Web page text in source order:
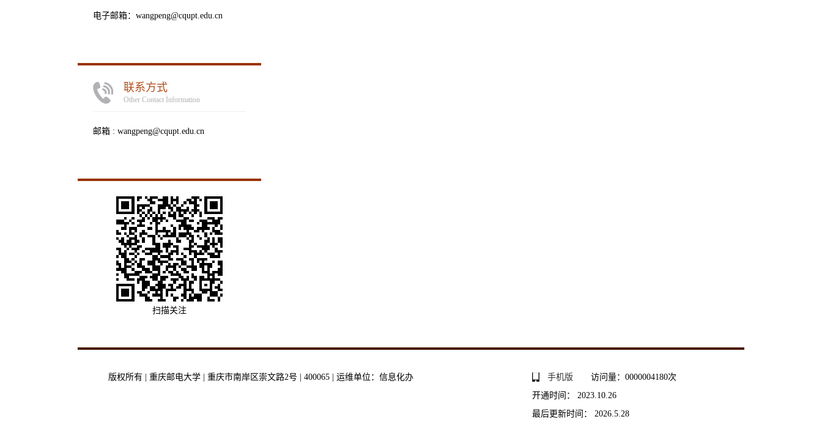
电子邮箱： wangpeng@cqupt.edu.cn
联系方式
Other Contact Information
邮箱 : wangpeng@cqupt.edu.cn
扫描关注
版权所有 | 重庆邮电大学 | 重庆市南岸区崇文路2号 | 400065 | 运维单位：信息化办 手机版 访问量： 0000004180次
开通时间： 2023.10.26
最后更新时间： 2026.5.28